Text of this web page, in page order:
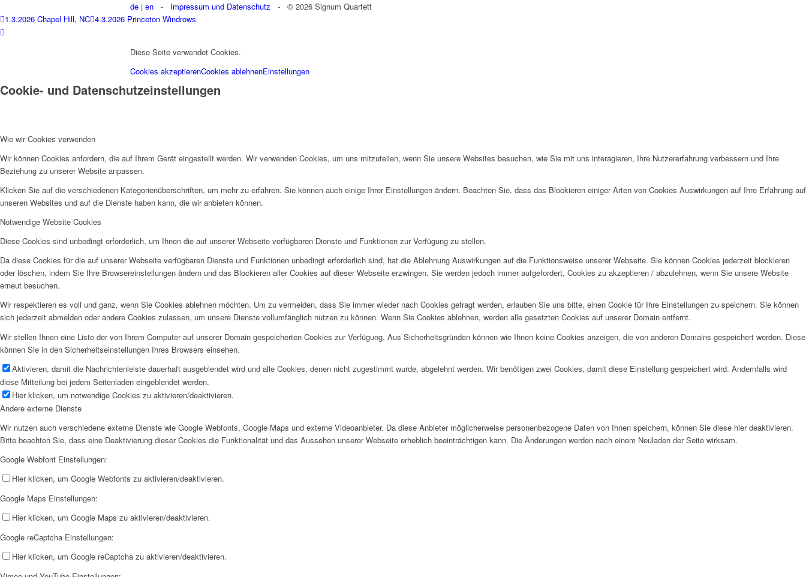
de | en - Impressum und Datenschutz - © 2026 Signum Quartett
1.3.2026 Chapel Hill, NC 4.3.2026 Princeton Windrows
Diese Seite verwendet Cookies.
Cookies akzeptierenCookies ablehnenEinstellungen
Cookie- und Datenschutzeinstellungen
Wie wir Cookies verwenden
Wir können Cookies anfordern, die auf Ihrem Gerät eingestellt werden. Wir verwenden Cookies, um uns mitzuteilen, wenn Sie unsere Websites besuchen, wie Sie mit uns interagieren, Ihre Nutzererfahrung verbessern und Ihre
Beziehung zu unserer Website anpassen.
Klicken Sie auf die verschiedenen Kategorienüberschriften, um mehr zu erfahren. Sie können auch einige Ihrer Einstellungen ändern. Beachten Sie, dass das Blockieren einiger Arten von Cookies Auswirkungen auf Ihre Erfahrung auf
unseren Websites und auf die Dienste haben kann, die wir anbieten können.
Notwendige Website Cookies
Diese Cookies sind unbedingt erforderlich, um Ihnen die auf unserer Webseite verfügbaren Dienste und Funktionen zur Verfügung zu stellen.
Da diese Cookies für die auf unserer Webseite verfügbaren Dienste und Funktionen unbedingt erforderlich sind, hat die Ablehnung Auswirkungen auf die Funktionsweise unserer Webseite. Sie können Cookies jederzeit blockieren
oder löschen, indem Sie Ihre Browsereinstellungen ändern und das Blockieren aller Cookies auf dieser Webseite erzwingen. Sie werden jedoch immer aufgefordert, Cookies zu akzeptieren / abzulehnen, wenn Sie unsere Website
erneut besuchen.
Wir respektieren es voll und ganz, wenn Sie Cookies ablehnen möchten. Um zu vermeiden, dass Sie immer wieder nach Cookies gefragt werden, erlauben Sie uns bitte, einen Cookie für Ihre Einstellungen zu speichern. Sie können
sich jederzeit abmelden oder andere Cookies zulassen, um unsere Dienste vollumfänglich nutzen zu können. Wenn Sie Cookies ablehnen, werden alle gesetzten Cookies auf unserer Domain entfernt.
Wir stellen Ihnen eine Liste der von Ihrem Computer auf unserer Domain gespeicherten Cookies zur Verfügung. Aus Sicherheitsgründen können wie Ihnen keine Cookies anzeigen, die von anderen Domains gespeichert werden. Diese
können Sie in den Sicherheitseinstellungen Ihres Browsers einsehen.
Aktivieren, damit die Nachrichtenleiste dauerhaft ausgeblendet wird und alle Cookies, denen nicht zugestimmt wurde, abgelehnt werden. Wir benötigen zwei Cookies, damit diese Einstellung gespeichert wird. Andernfalls wird
diese Mitteilung bei jedem Seitenladen eingeblendet werden.
Hier klicken, um notwendige Cookies zu aktivieren/deaktivieren.
Andere externe Dienste
Wir nutzen auch verschiedene externe Dienste wie Google Webfonts, Google Maps und externe Videoanbieter. Da diese Anbieter möglicherweise personenbezogene Daten von Ihnen speichern, können Sie diese hier deaktivieren.
Bitte beachten Sie, dass eine Deaktivierung dieser Cookies die Funktionalität und das Aussehen unserer Webseite erheblich beeinträchtigen kann. Die Änderungen werden nach einem Neuladen der Seite wirksam.
Google Webfont Einstellungen:
Hier klicken, um Google Webfonts zu aktivieren/deaktivieren.
Google Maps Einstellungen:
Hier klicken, um Google Maps zu aktivieren/deaktivieren.
Google reCaptcha Einstellungen:
Hier klicken, um Google reCaptcha zu aktivieren/deaktivieren.